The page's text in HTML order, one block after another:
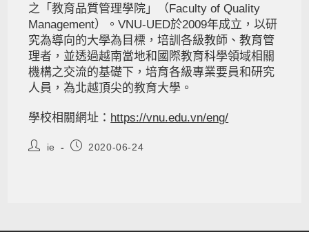
之「教育品質管理學院」（Faculty of Quality
Management）。VNU-UED於2009年成立，以研
究為導向的大學為目標，培訓各級教師、教育管
理者，並透過越南當地和國際教育科學領域相關
機構之交流的基礎下，培育各級專業要員和研究
人員，為北越頂尖的教育大學。
學校相關網址： https://vnu.edu.vn/eng/
ie 2020-06-24